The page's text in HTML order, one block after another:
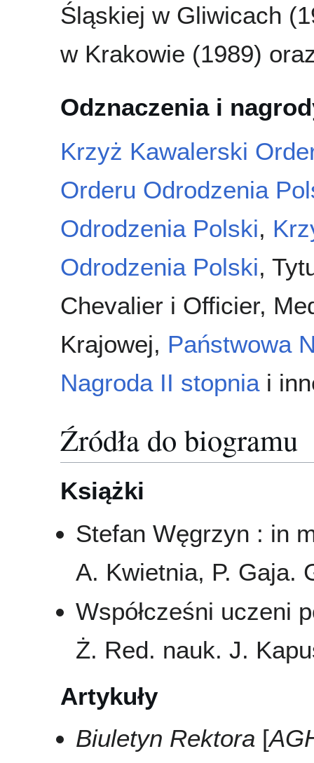
Śląskiej w Gliwicach
w Krakowie (1989)
Odznaczenia i
Krzyż Kawalerski
Orderu Odrodzenia
Odrodzenia Polski,
Odrodzenia Polski,
Chevalier i Officier,
Krajowej, Państwowa
Nagroda II stopniai
Źródła do biogramu
Książki
Stefan Węgrzyn : in
A. Kwietnia, P. Gaja.
Współcześni uczeni
Ż. Red. nauk. J.
Artykuły
Biuletyn Rektora [